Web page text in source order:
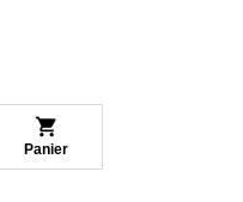
shopping_cart
Panier